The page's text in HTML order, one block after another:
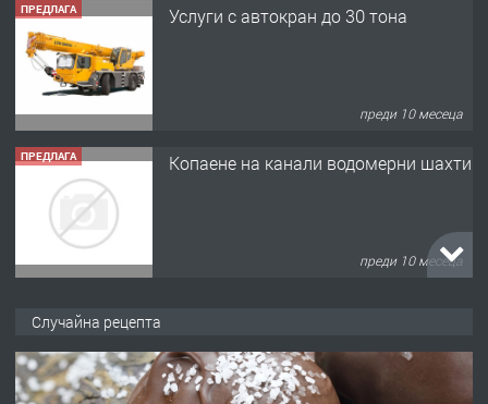
ПРЕДЛАГА Услуги с автокран до 30 тона
преди 10 месеца
ПРЕДЛАГА Копаене на канали водомерни шахти
преди 10 месеца
Случайна рецепта